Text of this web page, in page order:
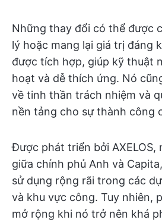
Những thay đổi có thể được
lý hoặc mang lại giá trị đáng
được tích hợp, giúp kỹ thuật
hoạt và dễ thích ứng. Nó
về tinh thần trách nhiệm và
nền tảng cho sự thành công
Được phát triển bởi AXELOS,
giữa chính phủ Anh và
sử dụng rộng rãi trong các
và khu vực công. Tuy nhiên,
mở rộng khi nó trở nên khá